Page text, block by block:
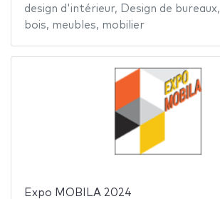
design d'intérieur, Design de bureaux,
bois, meubles, mobilier
Expo MOBILA 2024